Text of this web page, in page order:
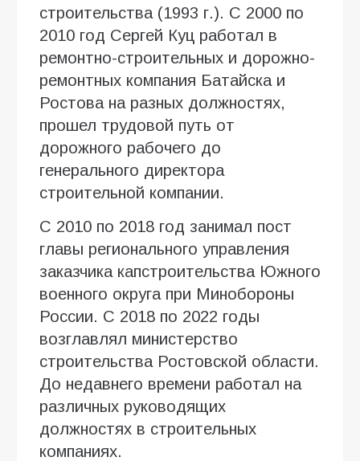
строительства (1993 г.). С 2000 по
2010 год Сергей Куц работал в
ремонтно-строительных и дорожно-
ремонтных компания Батайска и
Ростова на разных должностях,
прошел трудовой путь от
дорожного рабочего до
генерального директора
строительной компании.
С 2010 по 2018 год занимал пост
главы регионального управления
заказчика капстроительства Южного
военного округа при Минобороны
России. С 2018 по 2022 годы
возглавлял министерство
строительства Ростовской области.
До недавнего времени работал на
различных руководящих
должностях в строительных
компаниях.